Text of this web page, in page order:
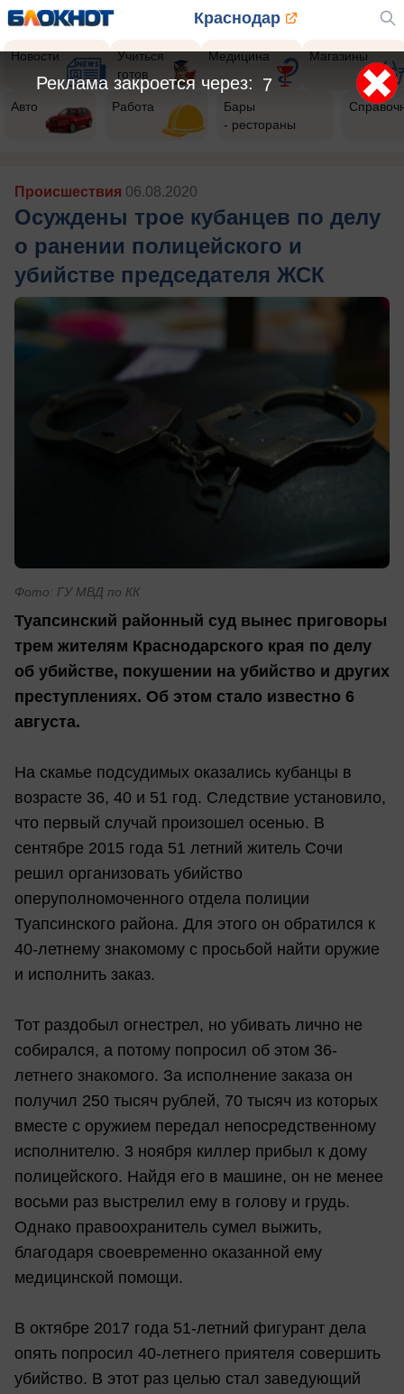
Краснодар
Новости
Учиться
готов
Медицина Магазины
Авто Работа
Бары
- рестораны
Происшествия 06.08.2020
Осуждены трое кубанцев по делу
о ранении полицейского и
убийстве председателя ЖСК
Фото: ГУ МВД по КК
Туапсинский районный суд вынес приговоры
трем жителям Краснодарского края по делу
об убийстве, покушении на убийство и других
преступлениях. Об этом стало известно 6
августа.
На скамье подсудимых оказались кубанцы в
возрасте 36, 40 и 51 год. Следствие установило,
что первый случай произошел осенью. В
сентябре 2015 года 51 летний житель Сочи
решил организовать убийство
оперуполномоченного отдела полиции
Туапсинского района. Для этого он обратился к
40-летнему знакомому с просьбой найти оружие
и исполнить заказ.
Тот раздобыл огнестрел, но убивать лично не
собирался, а потому попросил об этом 36-
летнего знакомого. За исполнение заказа он
получил 250 тысяч рублей, 70 тысяч из которых
вместе с оружием передал непосредственному
исполнителю. 3 ноября киллер прибыл к дому
полицейского. Найдя его в машине, он не менее
восьми раз выстрелил ему в голову и грудь.
Однако правоохранитель сумел выжить,
благодаря своевременно оказанной ему
медицинской помощи.
В октябре 2017 года 51-летний фигурант дела
опять попросил 40-летнего приятеля совершить
убийство. В этот раз целью стал заведующий
5
Реклама закроется через: